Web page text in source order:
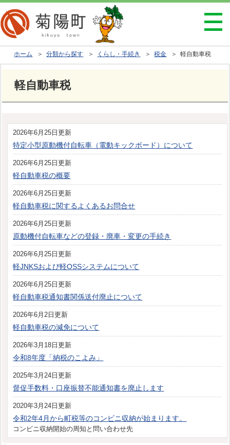
ホーム ＞分類から探す ＞ くらし・手続き ＞税金 ＞ 軽自動車税
軽自動車税
2026年6月25日更新
特定小型原動機付自転車（電動キックボード）について
2026年6月25日更新
軽自動車税の概要
2026年6月25日更新
軽自動車税に関するよくあるお問合せ
2026年6月25日更新
原動機付自転車などの登録・廃車・変更の手続き
2026年6月25日更新
軽JNKSおよび軽OSSシステムについて
2026年6月25日更新
軽自動車税通知書関係送付廃止について
2026年6月2日更新
軽自動車税の減免について
2026年3月18日更新
令和8年度「納税のこよみ」
2025年3月24日更新
督促手数料・口座振替不能通知書を廃止します
2020年3月24日更新
令和2年4月から町税等のコンビニ収納が始まります。
コンビニ収納開始の周知と問い合わせ先